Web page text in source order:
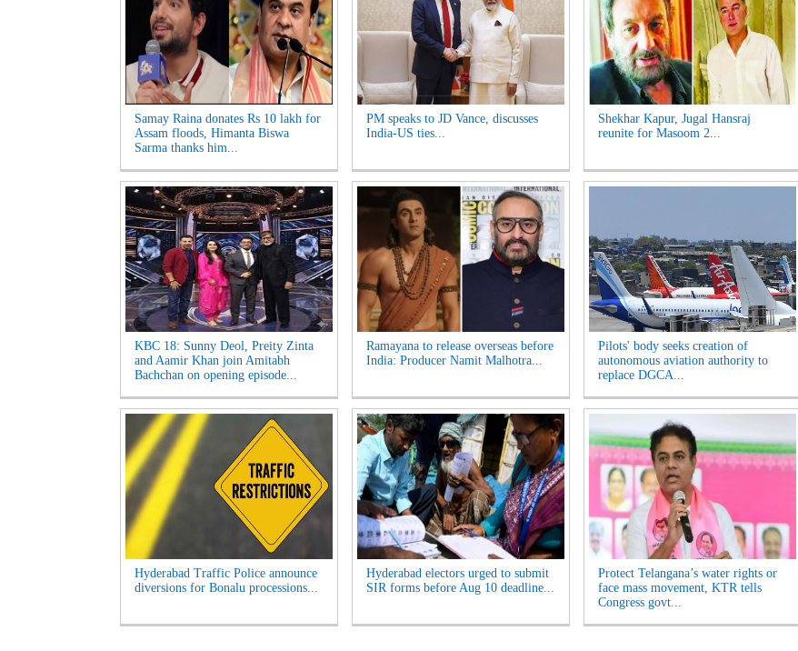
Samay Raina donates Rs 10 lakh for
Assam floods, Himanta Biswa
Sarma thanks him...
PM speaks to JD Vance, discusses
India-US ties...
Shekhar Kapur, Jugal Hansraj
reunite for Masoom 2...
KBC 18: Sunny Deol, Preity Zinta
and Aamir Khan join Amitabh
Bachchan on opening episode...
Ramayana to release overseas before
India: Producer Namit Malhotra...
Pilots' body seeks creation of
autonomous aviation authority to
replace DGCA...
Hyderabad Traffic Police announce
diversions for Bonalu processions...
Hyderabad electors urged to submit
SIR forms before Aug 10 deadline...
Protect Telangana’s water rights or
face mass movement, KTR tells
Congress govt...